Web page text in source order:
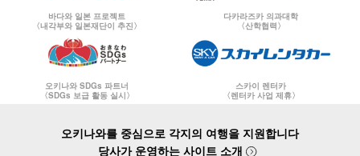
바다와 일본 프로젝트
〈내각부와 일본재단이 추진〉
다카라즈카 의과대학
〈산학협력〉
오키나와 SDGs 파트너
〈SDGs 보급 활동 실시〉
스카이 렌터카
〈렌터카 사업 제휴〉
오키나와를 중심으로 각지의 여행을 지원합니다
당사가 운영하는 사이트 소개